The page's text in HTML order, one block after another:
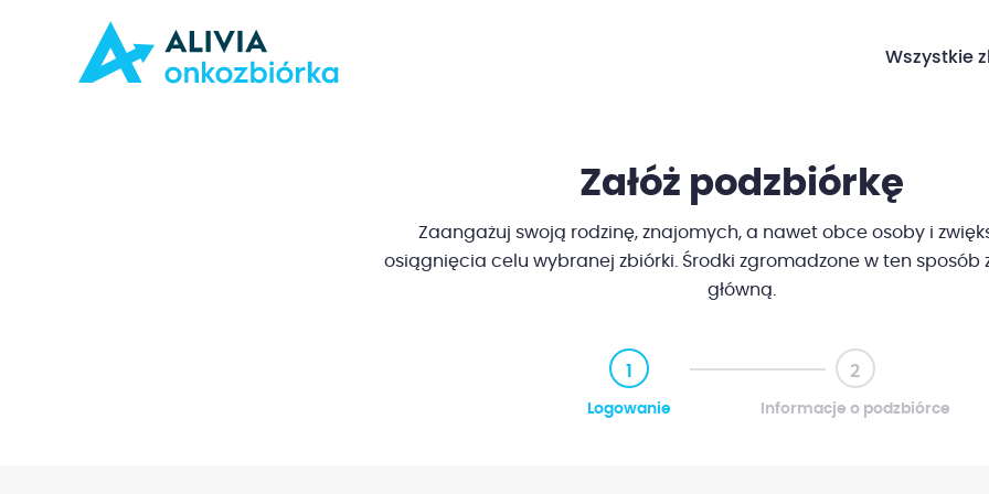
Wszystkie
Załóż podzbiórkę
Zaangażuj swoją rodzinę, znajomych, a nawet obce osoby i
osiągnięcia celu wybranej zbiórki. Środki zgromadzone w ten sposób
główną.
1
Logowanie
2
Informacje o podzbiórce